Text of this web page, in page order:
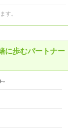
す。
に歩むパートナー